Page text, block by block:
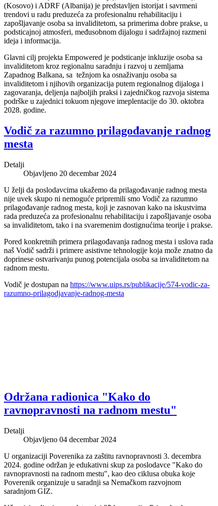
(Kosovo) i ADRF (Albanija) je predstavljen istorijat i savrmeni
trendovi u radu preduzeća za profesionalnu rehabilitaciju i
zapošljavanje osoba sa invaliditetom, sa primerima dobre prakse, u
podsticajnoj atmosferi, međusobnom dijalogu i sadržajnoj razmeni
ideja i informacija.
Glavni cilj projekta Empowered je podsticanje inkluzije osoba sa
invaliditetom kroz regionalnu saradnju i razvoj u zemljama
Zapadnog Balkana, sa težnjom ka osnaživanju osoba sa
invaliditetom i njihovih organizacija putem regionalnog dijaloga i
zagovaranja, deljenja najboljih praksi i zajedničkog razvoja sistema
podrške u zajednici tokuom njegove imeplentacije do 30. oktobra
2028. godine.
Vodič za razumno prilagođavanje radnog
mesta
Detalji
Objavljeno 20 decembar 2024
U želji da poslodavcima ukažemo da prilagođavanje radnog mesta
nije uvek skupo ni nemoguće pripremili smo Vodič za razumno
prilagođavanje radnog mesta, koji je zasnovan kako na iskustvima
rada preduzeća za profesionalnu rehabilitaciju i zapošljavanje osoba
sa invaliditetom, tako i na svaremenim dostignućima teorije i prakse.
Pored konkretnih primera prilagođavanja radnog mesta i uslova rada
naš Vodič sadrži i primere asistivne tehnologije koja može znatno da
doprinese ostvarivanju punog potencijala osoba sa invaliditetom na
radnom mestu.
Vodič je dostupan na https://www.uips.rs/publikacije/574-vodic-za-
razumno-prilagodjavanje-radnog-mesta
Održana radionica "Kako do
ravnopravnosti na radnom mestu"
Detalji
Objavljeno 04 decembar 2024
U organizaciji Poverenika za zaštitu ravnopravnosti 3. decembra
2024. godine održan je edukativni skup za poslodavce "Kako do
ravnopravnosti na radnom mestu", kao deo ciklusa obuka koje
Poverenik organizuje u saradnji sa Nemačkom razvojnom
saradnjom GIZ.